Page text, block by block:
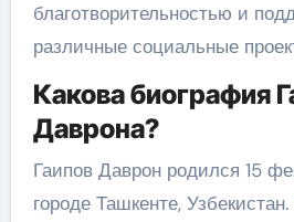
благотворительностью и
различные социальные
Какова биография
Даврона?
Гаипов Даврон родился 15
городе Ташкенте,